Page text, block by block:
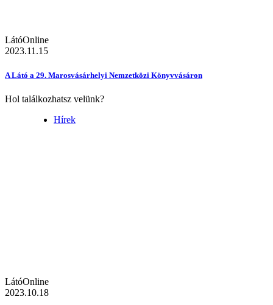
LátóOnline
2023.11.15
A Látó a 29. Marosvásárhelyi Nemzetközi Könyvvásáron
Hol találkozhatsz velünk?
Hírek
LátóOnline
2023.10.18